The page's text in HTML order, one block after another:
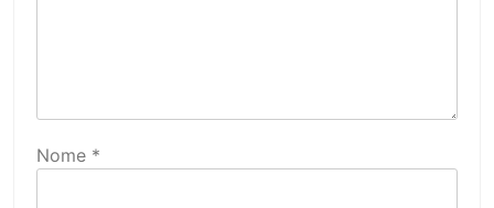
Nome *